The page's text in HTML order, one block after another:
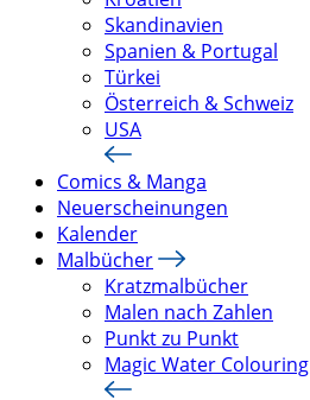
Skandinavien
Spanien & Portugal
Türkei
Österreich & Schweiz
USA
Comics & Manga
Neuerscheinungen
Kalender
Malbücher
Kratzmalbücher
Malen nach Zahlen
Punkt zu Punkt
Magic Water Colouring